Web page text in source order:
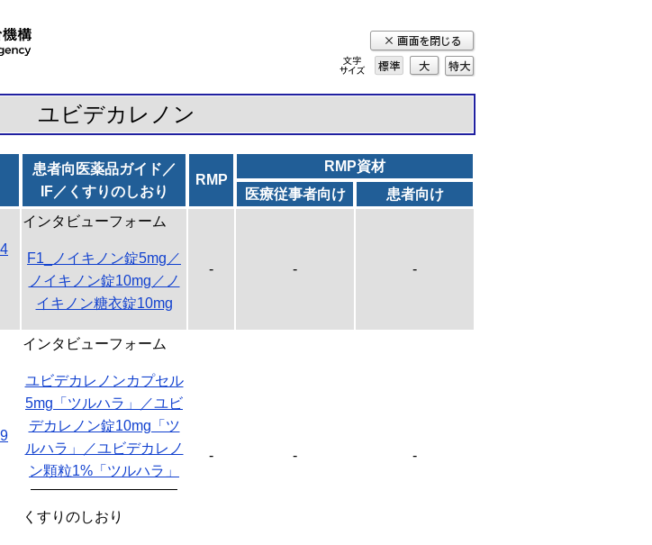
標準 大
特
大
ユビデカレノン
患者向医薬品ガイド／
IF／くすりのしおり
RMP
RMP資材
医療従事者向け
患者向け
インタビューフォーム
F1_ノイキノン錠5mg／
ノイキノン錠10mg／ノ
イキノン糖衣錠10mg
- - -
インタビューフォーム
ユビデカレノンカプセル
5mg「ツルハラ」／ユビ
デカレノン錠10mg「ツ
ルハラ」／ユビデカレノ
ン顆粒1%「ツルハラ」
くすりのしおり
- - -